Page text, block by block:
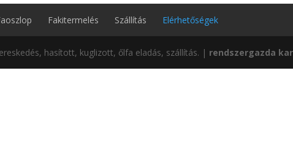
Fakitermelés Szállítás Elérhetőségek
hasított, kuglizott, őlfa eladás, szállítás. | rendszergazda